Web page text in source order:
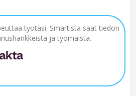
työtäsi. Smartista saat tiedon
ja työmaista.